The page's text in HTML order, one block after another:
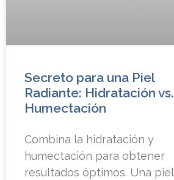
Secreto para una Piel
Radiante: Hidratación vs.
Humectación
Combina la hidratación y
humectación para obtener
resultados óptimos. Una piel